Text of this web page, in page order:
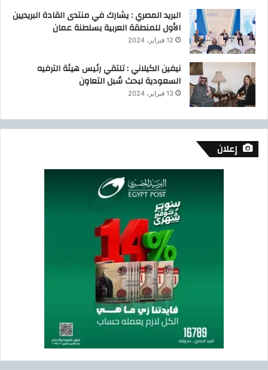
البريد المصري : يشارك في منتدى القادة البريديين
الأول للمنطقة العربية بسلطنة عمان
12 فبراير، 2024
نيفين الكيلاني : تلتقي رئيس هيئة الترفيه
السعودية لبحث سُبل التعاون
13 فبراير، 2024
إعلان